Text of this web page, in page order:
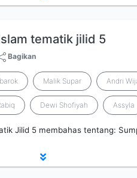
tematik jilid 5
Bagikan
Malik Supar Andri
Dewi Shofiyah Assyla
Jilid 5 membahas tentang: